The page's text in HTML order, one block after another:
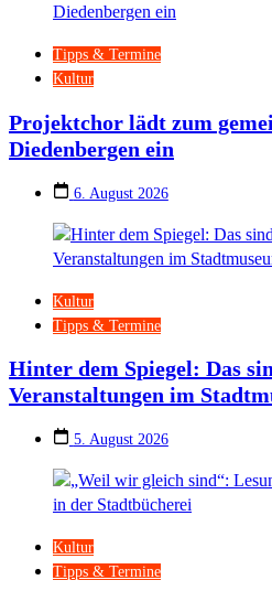
Tipps & Termine
Kultur
Projektchor lädt zum
Diedenbergen ein
6. August 2026
Kultur
Tipps & Termine
Hinter dem Spiegel: Das
Veranstaltungen im
5. August 2026
Kultur
Tipps & Termine